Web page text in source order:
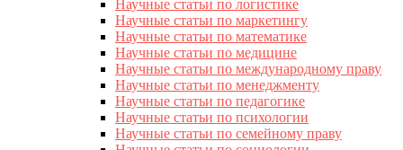
Научные статьи по логистике
Научные статьи по маркетингу
Научные статьи по математике
Научные статьи по медицине
Научные статьи по международному праву
Научные статьи по менеджменту
Научные статьи по педагогике
Научные статьи по психологии
Научные статьи по семейному праву